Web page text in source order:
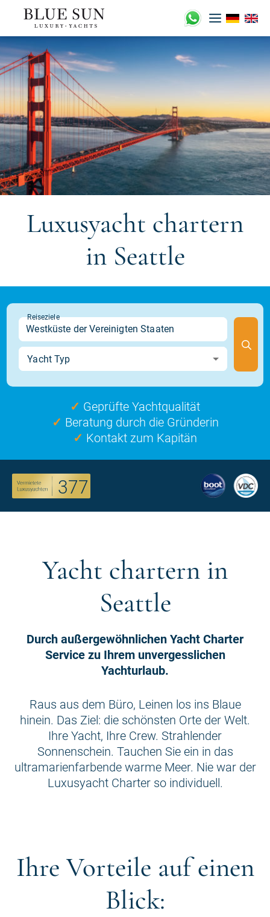
Zum
Inhalt
springen
Luxusyacht chartern
in Seattle
✓ Geprüfte Yachtqualität
✓ Beratung durch die Gründerin
✓ Kontakt zum Kapitän
377
Yacht chartern in
Seattle
Durch außergewöhnlichen Yacht Charter
Service zu Ihrem unvergesslichen
Yachturlaub.
Raus aus dem Büro, Leinen los ins Blaue
hinein. Das Ziel: die schönsten Orte der Welt.
Ihre Yacht, Ihre Crew. Strahlender
Sonnenschein. Tauchen Sie ein in das
ultramarienfarbende warme Meer. Nie war der
Luxusyacht Charter so individuell.
Ihre Vorteile auf einen
Blick: